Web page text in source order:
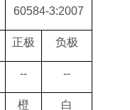
60584-3:2007
正极 负极
-- --
橙 白